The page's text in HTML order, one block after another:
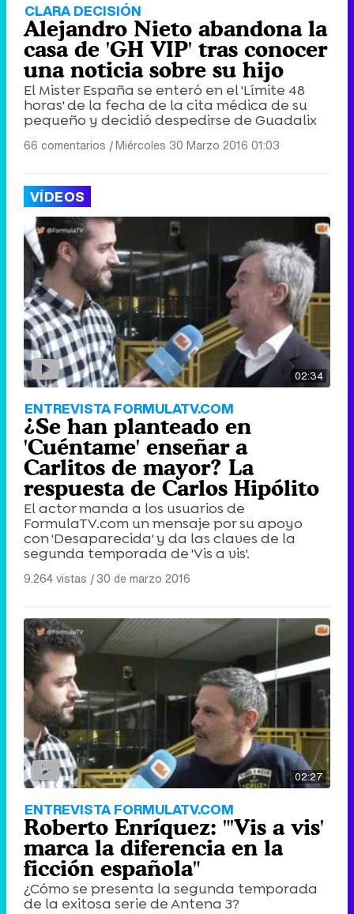
CLARA DECISIÓN
Alejandro Nieto abandona la
casa de 'GH VIP' tras conocer
una noticia sobre su hijo
El Mister España se enteró en el 'Límite 48
horas' de la fecha de la cita médica de su
pequeño y decidió despedirse de Guadalix
66 comentarios |Miércoles 30 Marzo 2016 01:03
VÍDEOS
02:34
ENTREVISTA FORMULATV.COM
¿Se han planteado en
'Cuéntame' enseñar a
Carlitos de mayor? La
respuesta de Carlos Hipólito
El actor manda a los usuarios de
FormulaTV.com un mensaje por su apoyo
con 'Desaparecida' y da las claves de la
segunda temporada de 'Vis a vis'.
9.264 vistas |30 de marzo 2016
02:27
ENTREVISTA FORMULATV.COM
Roberto Enríquez: "'Vis a vis'
marca la diferencia en la
ficción española"
¿Cómo se presenta la segunda temporada
de la exitosa serie de Antena 3?